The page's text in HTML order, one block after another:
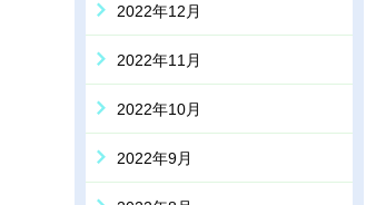
2022年12月
2022年11月
2022年10月
2022年9月